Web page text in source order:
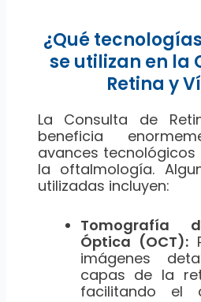
¿Qué
se utilizan en la
Retina y
La Consulta de
beneficia
avances
la oftalmología.
utilizadas incluyen:
Tomografía
Óptica (OCT):
imágenes
capas de la
facilitando el